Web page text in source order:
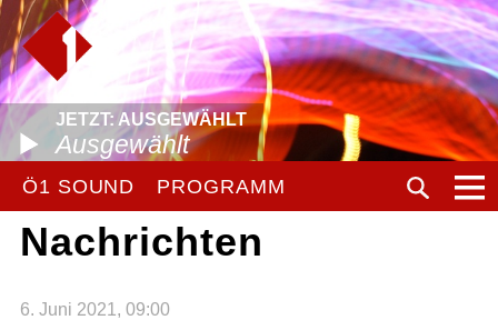
JETZT: AUSGEWÄHLT
Ausgewählt
Ö1 SOUND PROGRAMM
Nachrichten
6. Juni 2021, 09:00